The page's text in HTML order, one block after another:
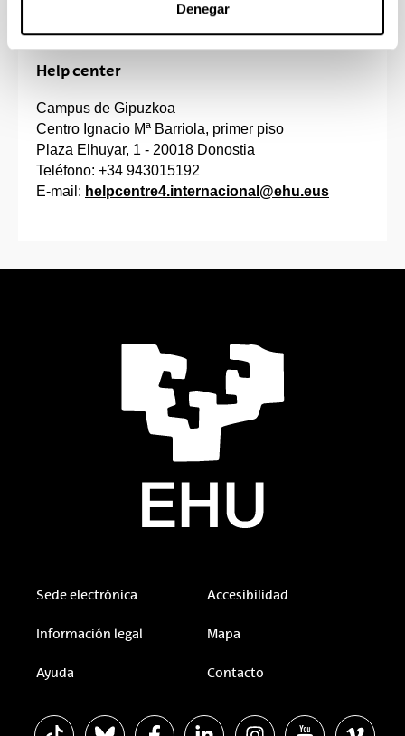
Denegar
Help center
Campus de Gipuzkoa
Centro Ignacio Mª Barriola, primer piso
Plaza Elhuyar, 1 - 20018 Donostia
Teléfono: +34 943015192
E-mail: helpcentre4.internacional@ehu.eus
Sede electrónica Accesibilidad
Información legal Mapa
Ayuda Contacto